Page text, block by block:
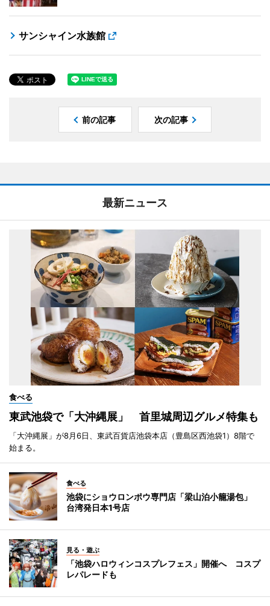
サンシャイン水族館
前の記事 次の記事
最新ニュース
食べる
東武池袋で「大沖縄展」 首里城周辺グルメ特集も
「大沖縄展」が8月6日、東武百貨店池袋本店（豊島区西池袋1）8階で
始まる。
食べる
池袋にショウロンポウ専門店「梁山泊小籠湯包」
台湾発日本1号店
見る・遊ぶ
「池袋ハロウィンコスプレフェス」開催へ コスプ
レパレードも